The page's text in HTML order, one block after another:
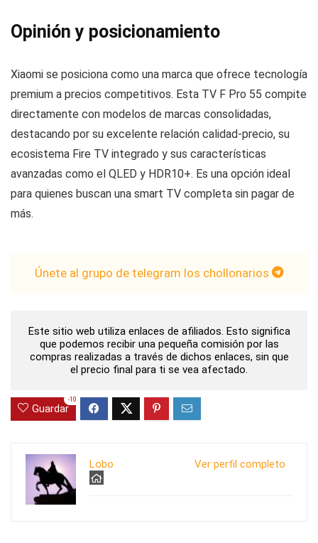
Opinión y posicionamiento
Xiaomi se posiciona como una marca que ofrece tecnología
premium a precios competitivos. Esta TV F Pro 55 compite
directamente con modelos de marcas consolidadas,
destacando por su excelente relación calidad-precio, su
ecosistema Fire TV integrado y sus características
avanzadas como el QLED y HDR10+. Es una opción ideal
para quienes buscan una smart TV completa sin pagar de
más.
Únete al grupo de telegram los chollonarios
Este sitio web utiliza enlaces de afiliados. Esto significa
que podemos recibir una pequeña comisión por las
compras realizadas a través de dichos enlaces, sin que
el precio final para ti se vea afectado.
Guardar
-10
Ver perfil completo
Lobo